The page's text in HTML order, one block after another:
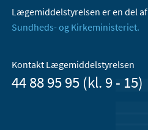
Lægemiddelstyrelsen er en del af
Sundheds- og Kirkeministeriet.
Kontakt Lægemiddelstyrelsen
44 88 95 95 (kl. 9 - 15)